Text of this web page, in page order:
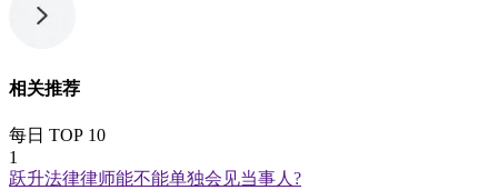
相关推荐
每日 TOP 10
1
跃升法律律师能不能单独会见当事人?